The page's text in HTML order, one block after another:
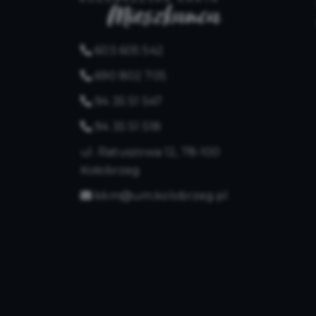
603 605 542
690 802 705
94 35 51 547
94 35 51 518
ul. Ratuszowa 12, 78-100
Kołobrzeg
kkm@um.kolobrzeg.pl